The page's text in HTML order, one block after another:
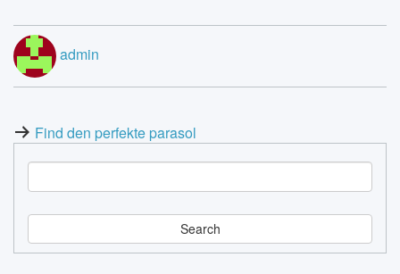
admin
Post
navigation
Find den perfekte parasol
e
a
r
c